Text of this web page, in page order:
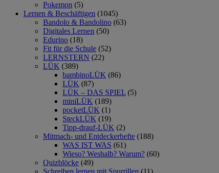
Pokemon (5)
Lernen & Beschäftigen (1045)
Bandolo & Bandolino (63)
Digitales Lernen (50)
Edurino (18)
Fit für die Schule (52)
LERNSTERN (22)
LÜK (389)
bambinoLÜK (86)
LÜK (87)
LÜK – DAS SPIEL (5)
miniLÜK (189)
pocketLÜK (1)
SteckLÜK (19)
Tipp-drauf-LÜK (2)
Mitmach- und Entdeckerhefte (188)
WAS IST WAS (61)
Wieso? Weshalb? Warum? (60)
Quizblöcke (49)
Schreiben lernen mit Spurrillen (11)